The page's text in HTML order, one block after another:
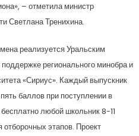
– отметила министр
Светлана Тренихина.
реализуется Уральским
регионального минобра и
«Сириус». Каждый выпускник
баллов при поступлении в
любой школьник 8-11
этапов. Проект